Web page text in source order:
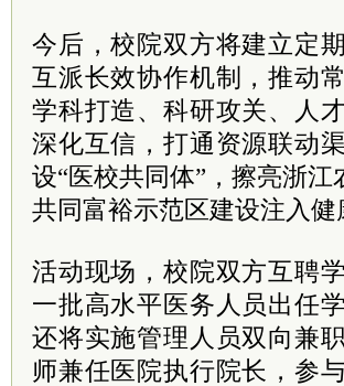
今后，校院双方将建立定
互派长效协作机制，推动
学科打造、科研攻关、人
深化互信，打通资源联动
设“医校共同体”，擦亮浙
共同富裕示范区建设注入健
活动现场，校院双方互聘
一批高水平医务人员出任
还将实施管理人员双向兼
师兼任医院执行院长，参